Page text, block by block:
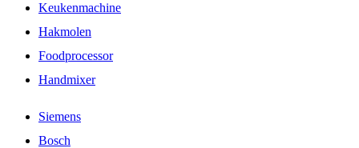
Keukenmachine
Hakmolen
Foodprocessor
Handmixer
Siemens
Bosch